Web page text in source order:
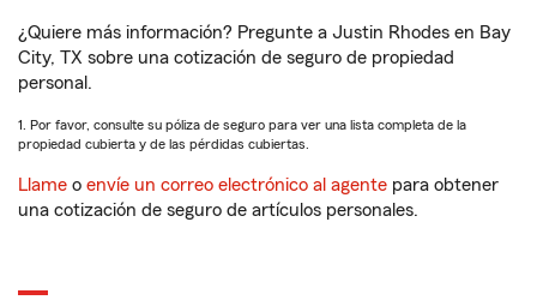
¿Quiere más información? Pregunte a Justin Rhodes en Bay
City, TX sobre una cotización de seguro de propiedad
personal.
1. Por favor, consulte su póliza de seguro para ver una lista completa de la
propiedad cubierta y de las pérdidas cubiertas.
Llame o envíe un correo electrónico al agente para obtener
una cotización de seguro de artículos personales.